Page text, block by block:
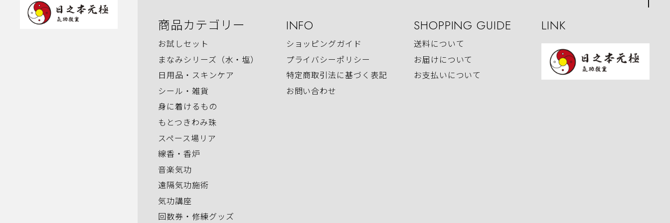
商品カテゴリー
お試しセット
まなみシリーズ（水・塩）
日用品・スキンケア
シール・雑貨
身に着けるもの
もとつきわみ珠
スペース場リア
線香・香炉
音楽気功
遠隔気功施術
気功講座
回数券・修練グッズ
INFO
ショッピングガイド
プライバシーポリシー
特定商取引法に基づく表記
お問い合わせ
SHOPPING GUIDE
送料について
お届けについて
お支払いについて
LINK